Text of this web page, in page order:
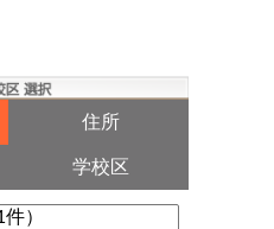
住所
学校区